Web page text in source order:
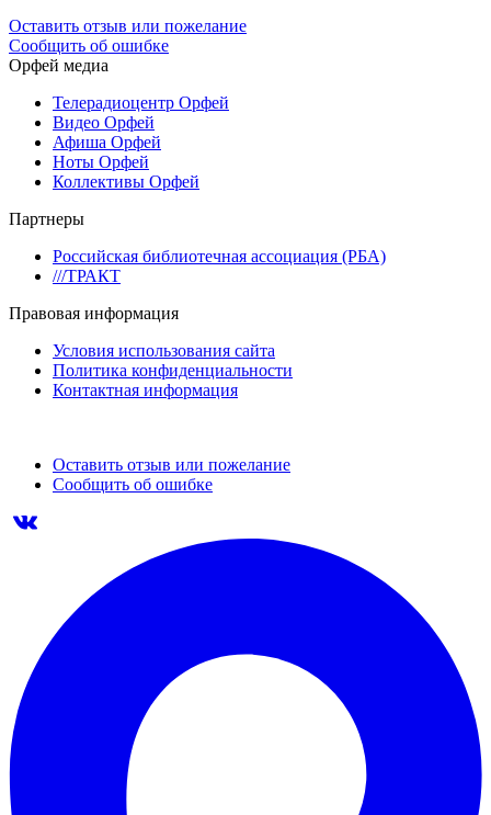
Оставить отзыв или пожелание
Сообщить об ошибке
Орфей медиа
Телерадиоцентр Орфей
Видео Орфей
Афиша Орфей
Ноты Орфей
Коллективы Орфей
Партнеры
Российская библиотечная ассоциация (РБА)
///ТРАКТ
Правовая информация
Условия использования сайта
Политика конфиденциальности
Контактная информация
Оставить отзыв или пожелание
Сообщить об ошибке